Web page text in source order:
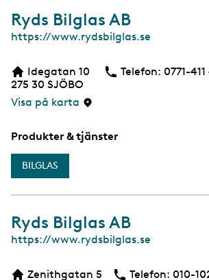
Ryds Bilglas AB
W
https://www.rydsbilglas.se
Idegatan 10
275 30 SJÖBO
Visa på karta
Telefon: Telefon
0771-411
Produkter & tjänster
BILGLAS
Ryds Bilglas AB
W
https://www.rydsbilglas.se
Zenithgatan 5 Telefon: Telefon
010-